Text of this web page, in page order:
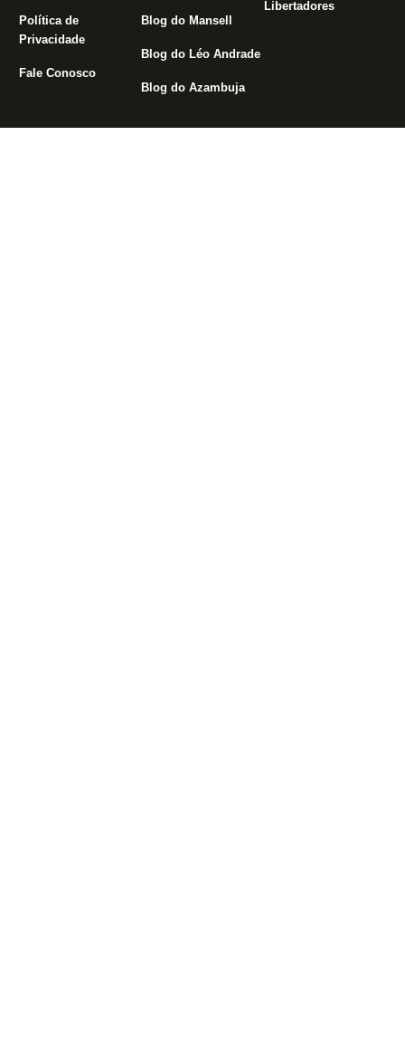
Política de
Privacidade
Fale Conosco
Blog do Mansell
Blog do Léo Andrade
Blog do Azambuja
Libertadores